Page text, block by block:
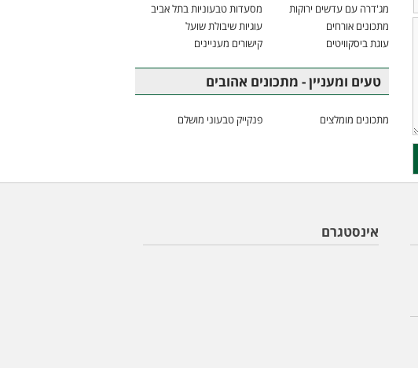
מג'דרה עם עדשים ירוקות
מסעדות טבעוניות בתל אביב
מתכונים אורחים
עוגיות שיבולת שועל
עוגת ביסקוויטים
קישורים מעניינים
טעים ומעניין - מתכונים אהובים
מתכונים מומלצים פנקייק טבעוני מושלם
אינסטגרם